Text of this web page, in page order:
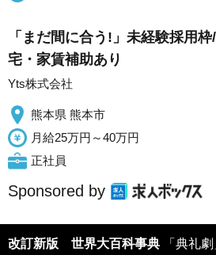
「まだ間に合う!」未経験採用
宅・家賃補助あり
Yts株式会社
熊本県 熊本市
月給25万円～40万円
正社員
Sponsored by
改訂新版 世界大百科事典 「典礼